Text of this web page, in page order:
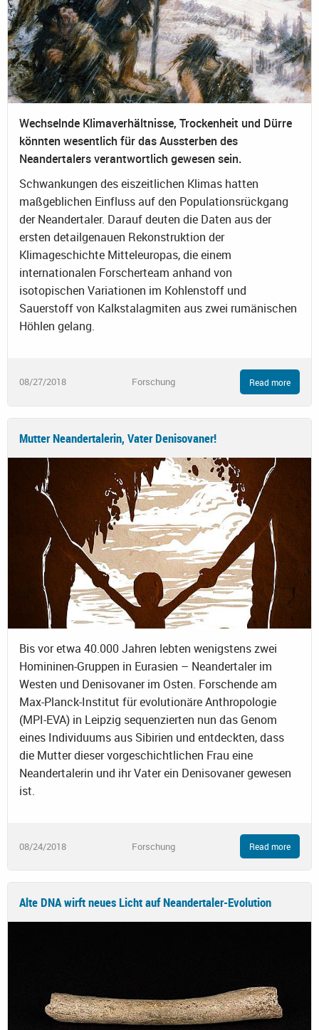
Wechselnde Klimaverhältnisse, Trockenheit und Dürre
könnten wesentlich für das Aussterben des
Neandertalers verantwortlich gewesen sein.
Schwankungen des eiszeitlichen Klimas hatten
maßgeblichen Einfluss auf den Populationsrückgang
der Neandertaler. Darauf deuten die Daten aus der
ersten detailgenauen Rekonstruktion der
Klimageschichte Mitteleuropas, die einem
internationalen Forscherteam anhand von
isotopischen Variationen im Kohlenstoff und
Sauerstoff von Kalkstalagmiten aus zwei rumänischen
Höhlen gelang.
08/27/2018 Forschung Read more
Mutter Neandertalerin, Vater Denisovaner!
Bis vor etwa 40.000 Jahren lebten wenigstens zwei
Homininen-Gruppen in Eurasien – Neandertaler im
Westen und Denisovaner im Osten. Forschende am
Max-Planck-Institut für evolutionäre Anthropologie
(MPI-EVA) in Leipzig sequenzierten nun das Genom
eines Individuums aus Sibirien und entdeckten, dass
die Mutter dieser vorgeschichtlichen Frau eine
Neandertalerin und ihr Vater ein Denisovaner gewesen
ist.
08/24/2018 Forschung Read more
Alte DNA wirft neues Licht auf Neandertaler-Evolution